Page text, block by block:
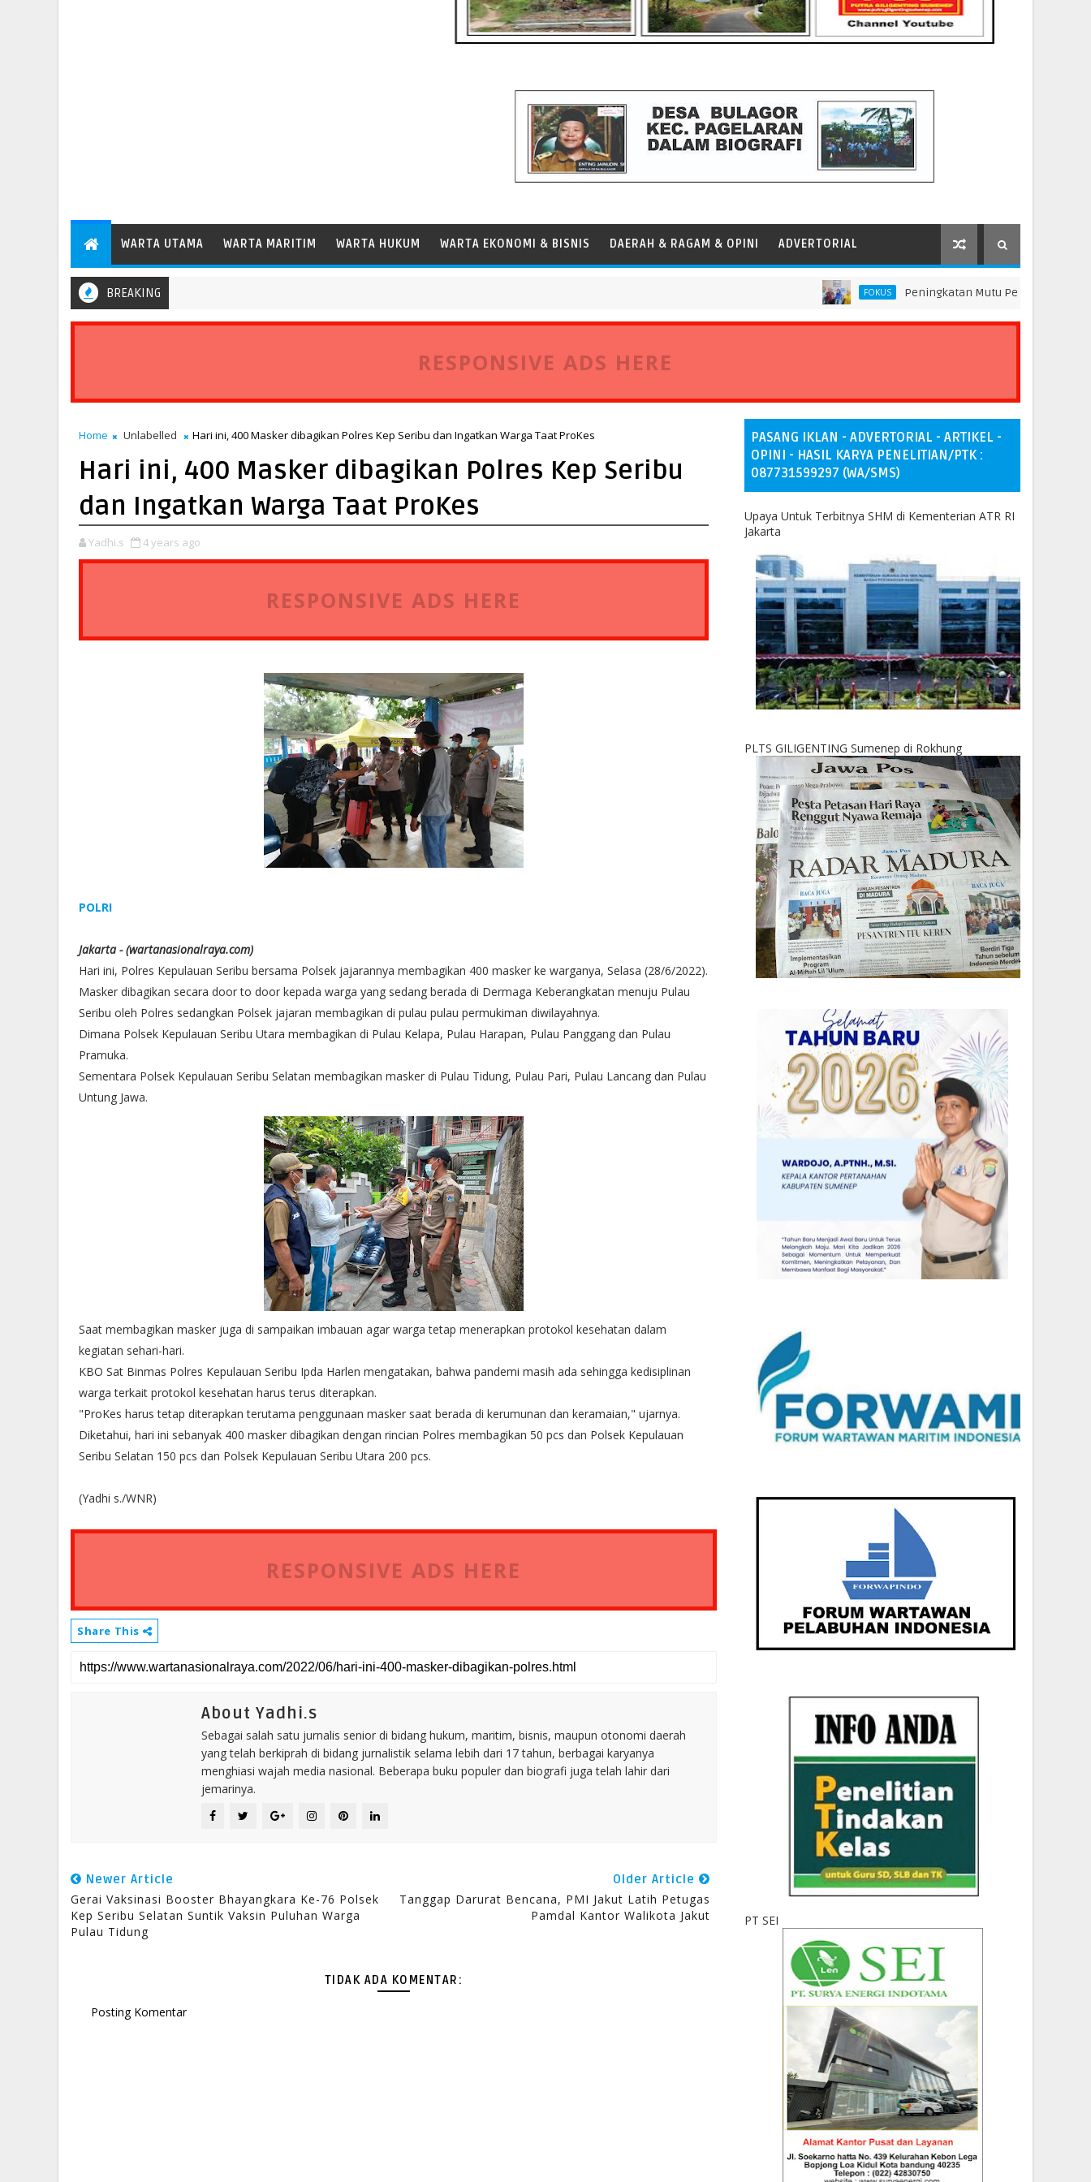
WARTA UTAMA WARTA MARITIM WARTA HUKUM WARTA EKONOMI & BISNIS DAERAH & RAGAM & OPINI ADVERTORIAL
BREAKING FOKUS Peningkatan Mutu Pendidikan di SMP Darus
Regional 2 Bengkulu Catat Pertumbuhan Arus Barang 35,6 Persen, Perkuat Peran Pelabuhan bagi Perekonomian Daerah
RESPONSIVE ADS HERE
Home Unlabelled Hari ini, 400 Masker dibagikan Polres Kep Seribu dan Ingatkan Warga Taat ProKes
Hari ini, 400 Masker dibagikan Polres Kep Seribu
dan Ingatkan Warga Taat ProKes
Yadhi.s 4 years ago
RESPONSIVE ADS HERE
POLRI
Jakarta - (wartanasionalraya.com)
Hari ini, Polres Kepulauan Seribu bersama Polsek jajarannya membagikan 400 masker ke warganya, Selasa (28/6/2022).
Masker dibagikan secara door to door kepada warga yang sedang berada di Dermaga Keberangkatan menuju Pulau
Seribu oleh Polres sedangkan Polsek jajaran membagikan di pulau pulau permukiman diwilayahnya.
Dimana Polsek Kepulauan Seribu Utara membagikan di Pulau Kelapa, Pulau Harapan, Pulau Panggang dan Pulau
Pramuka.
Sementara Polsek Kepulauan Seribu Selatan membagikan masker di Pulau Tidung, Pulau Pari, Pulau Lancang dan Pulau
Untung Jawa.
Saat membagikan masker juga di sampaikan imbauan agar warga tetap menerapkan protokol kesehatan dalam
kegiatan sehari-hari.
KBO Sat Binmas Polres Kepulauan Seribu Ipda Harlen mengatakan, bahwa pandemi masih ada sehingga kedisiplinan
warga terkait protokol kesehatan harus terus diterapkan.
"ProKes harus tetap diterapkan terutama penggunaan masker saat berada di kerumunan dan keramaian," ujarnya.
Diketahui, hari ini sebanyak 400 masker dibagikan dengan rincian Polres membagikan 50 pcs dan Polsek Kepulauan
Seribu Selatan 150 pcs dan Polsek Kepulauan Seribu Utara 200 pcs.
(Yadhi s./WNR)
RESPONSIVE ADS HERE
Share This
About Yadhi.s
Sebagai salah satu jurnalis senior di bidang hukum, maritim, bisnis, maupun otonomi daerah
yang telah berkiprah di bidang jurnalistik selama lebih dari 17 tahun, berbagai karyanya
menghiasi wajah media nasional. Beberapa buku populer dan biografi juga telah lahir dari
jemarinya.
Newer Article
Gerai Vaksinasi Booster Bhayangkara Ke-76 Polsek
Kep Seribu Selatan Suntik Vaksin Puluhan Warga
Pulau Tidung
Older Article
Tanggap Darurat Bencana, PMI Jakut Latih Petugas
Pamdal Kantor Walikota Jakut
TIDAK ADA KOMENTAR:
Posting Komentar
PASANG IKLAN - ADVERTORIAL - ARTIKEL -
OPINI - HASIL KARYA PENELITIAN/PTK :
087731599297 (WA/SMS)
Upaya Untuk Terbitnya SHM di Kementerian ATR RI
Jakarta
PLTS GILIGENTING Sumenep di Rokhung
PT SEI